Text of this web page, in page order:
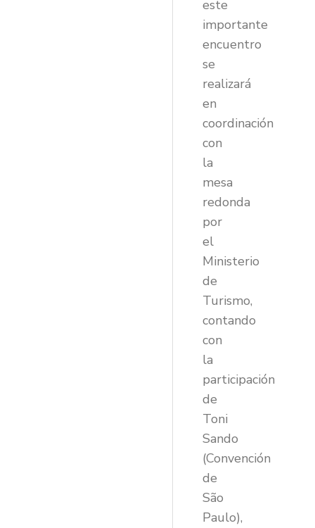
este
importante
encuentro
se
realizará
en
coordinación
con
la
mesa
redonda
por
el
Ministerio
de
Turismo,
contando
con
la
participación
de
Toni
Sando
(Convención
de
São
Paulo),